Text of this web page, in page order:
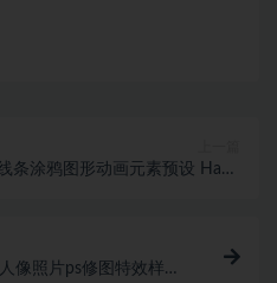
条涂鸦图形动画元素预设 Hand
像照片ps修图特效样机